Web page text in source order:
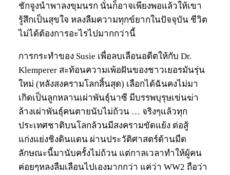
ชักจูงนำพาลงขุมนรก นั่นก็อาจเพียงพอแล้วให้เขา
รู้สึกเป็นสุขใจ หลงลืมความทุกข์ยากในปัจจุบัน ชีวิต
ไม่ได้ต้องการอะไรไปมากกว่านี้
การกระทำของ Susie เพื่อลบเลือนอดีตให้กับ Dr.
Klemperer สะท้อนความเพ้อฝันของชาวเยอรมันรุ่น
ใหม่ (หลังสงครามโลกสิ้นสุด) เลือกได้ฉันคงไม่มา
เกิดเป็นลูกหลานเผ่าพันธุ์นาซี มีบรรพบุรุษเข่นฆ่า
ล้างเผ่าพันธุ์คนตายนับไม่ถ้วน … จริงๆแล้วทุก
ประเทศชาติบนโลกล้วนมีสงครามขัดแย้ง ต่อสู้
แก่งแย่งชิงดินแดน ผ่านประวัติศาสตร์ด้านมืด
ลักษณะนี้มานับครั้งไม่ถ้วน แต่กาลเวลาทำให้ผู้คน
ค่อยๆหลงลืมเลือนไปเองมากกว่า แค่ว่า WW2 ถือว่า